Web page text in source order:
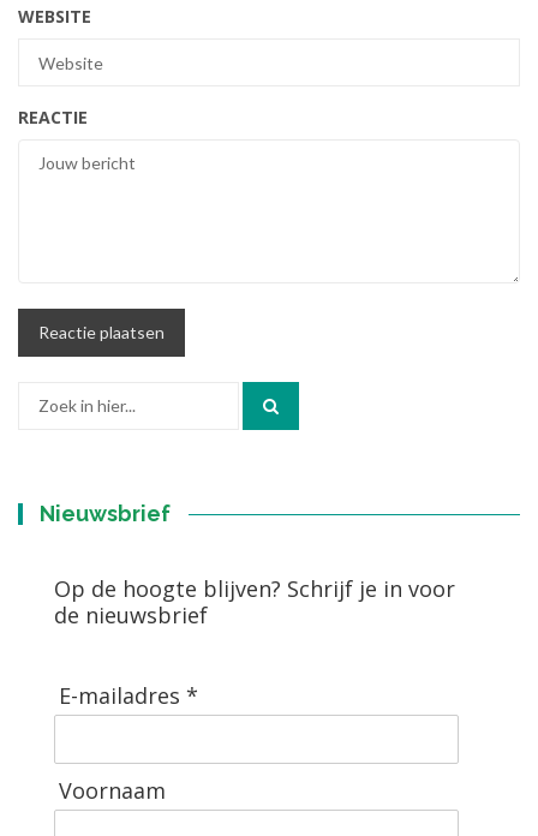
WEBSITE
REACTIE
Nieuwsbrief
Op de hoogte blijven? Schrijf je in voor
de nieuwsbrief
E-mailadres *
Voornaam